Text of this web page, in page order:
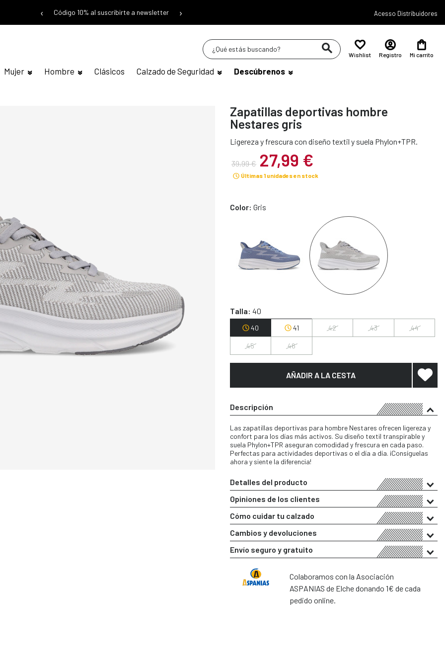
‹ Código 10% al suscribirte a newsletter › Acesso Distribuidores
Mujer Hombre Clásicos Calzado de Seguridad Descúbrenos
Wishlist Registro Mi carrito
Zapatillas deportivas hombre
Nestares gris
Ligereza y frescura con diseño textil y suela Phylon+TPR.
39,99 € 27,99 €
Últimas 1 unidades en stock
Color: Gris
Talla: 40
40 41 42 43 44
45 46
AÑADIR A LA CESTA
Descripción
Las zapatillas deportivas para hombre Nestares ofrecen ligereza y
confort para los días más activos. Su diseño textil transpirable y
suela Phylon+TPR aseguran comodidad y frescura en cada paso.
Perfectas para actividades deportivas o el día a día. ¡Consíguelas
ahora y siente la diferencia!
Detalles del producto
Opiniones de los clientes
Cómo cuidar tu calzado
Cambios y devoluciones
Envío seguro y gratuito
Colaboramos con la Asociación
ASPANIAS de Elche donando 1€ de cada
pedido online.